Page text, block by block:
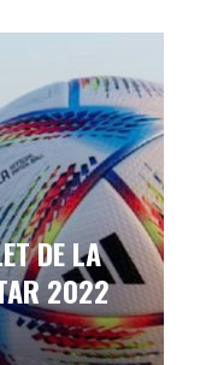
DE LA
2022